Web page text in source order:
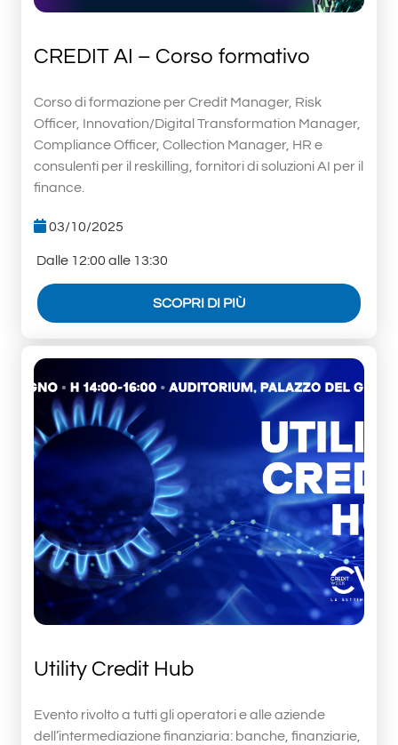
CREDIT AI – Corso formativo
Corso di formazione per Credit Manager, Risk
Officer, Innovation/Digital Transformation Manager,
Compliance Officer, Collection Manager, HR e
consulenti per il reskilling, fornitori di soluzioni AI per il
finance.
03/10/2025
Dalle 12:00 alle 13:30
SCOPRI DI PIÙ
Utility Credit Hub
Evento rivolto a tutti gli operatori e alle aziende
dell’intermediazione finanziaria: banche, finanziarie,